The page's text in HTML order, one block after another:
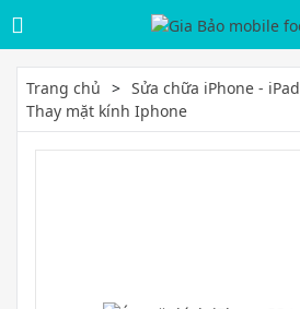
Trang chủ
Sửa chữa iPhone - iPad
Thay mặt kính Iphone